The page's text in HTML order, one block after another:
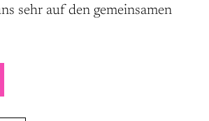
sehr auf den gemeinsamen